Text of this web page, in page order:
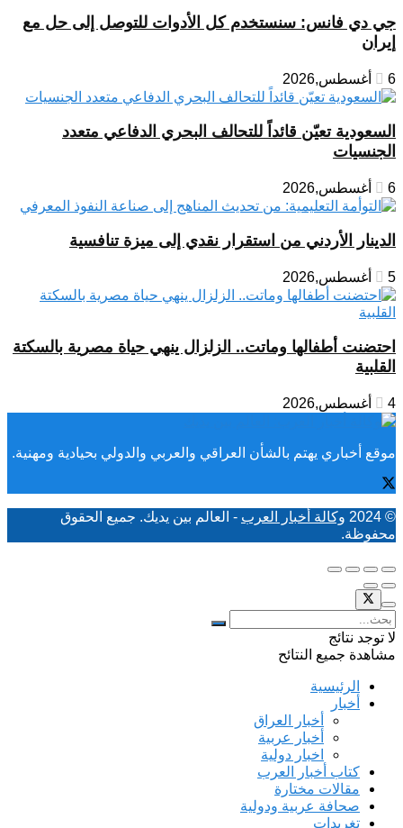
جي دي فانس: سنستخدم كل الأدوات للتوصل إلى حل مع
إيران
6 أغسطس,2026
السعودية تعيّن قائداً للتحالف البحري الدفاعي متعدد
الجنسيات
6 أغسطس,2026
الدينار الأردني من استقرار نقدي إلى ميزة تنافسية
5 أغسطس,2026
احتضنت أطفالها وماتت.. الزلزال ينهي حياة مصرية بالسكتة
القلبية
4 أغسطس,2026
موقع أخباري يهتم بالشأن العراقي والعربي والدولي بحيادية ومهنية.
© 2024 وكالة أخبار العرب - العالم بين يديك. جميع الحقوق
محفوظة.
لا توجد نتائج
مشاهدة جميع النتائح
الرئيسية
أخبار
أخبار العراق
أخبار عربية
اخبار دولية
كتاب أخبار العرب
مقالات مختارة
صحافة عربية ودولية
تغريدات